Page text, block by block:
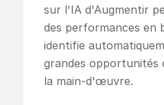
sur l'IA d'Augmentir
des performances en
identifie
grandes opportunités
la main-d'œuvre.